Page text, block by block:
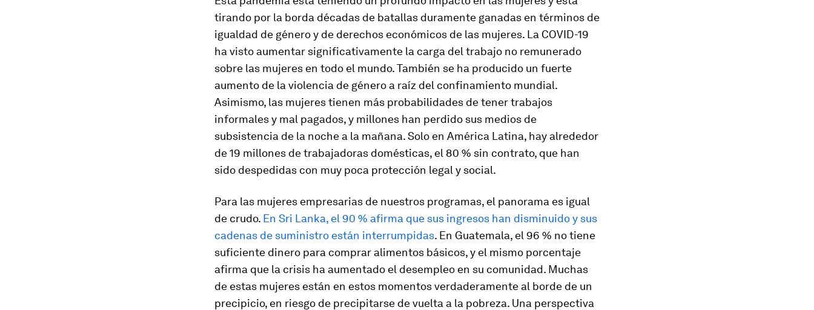
tirando por la borda décadas de batallas duramente ganadas en términos de
igualdad de género y de derechos económicos de las mujeres. La COVID-19
ha visto aumentar significativamente la carga del trabajo no remunerado
sobre las mujeres en todo el mundo. También se ha producido un fuerte
aumento de la violencia de género a raíz del confinamiento mundial.
Asimismo, las mujeres tienen más probabilidades de tener trabajos
informales y mal pagados, y millones han perdido sus medios de
subsistencia de la noche a la mañana. Solo en América Latina, hay alrededor
de 19 millones de trabajadoras domésticas, el 80 % sin contrato, que han
sido despedidas con muy poca protección legal y social.
Para las mujeres empresarias de nuestros programas, el panorama es igual
de crudo. En Sri Lanka, el 90 % afirma que sus ingresos han disminuido y sus
cadenas de suministro están interrumpidas. En Guatemala, el 96 % no tiene
suficiente dinero para comprar alimentos básicos, y el mismo porcentaje
afirma que la crisis ha aumentado el desempleo en su comunidad. Muchas
de estas mujeres están en estos momentos verdaderamente al borde de un
precipicio, en riesgo de precipitarse de vuelta a la pobreza. Una perspectiva